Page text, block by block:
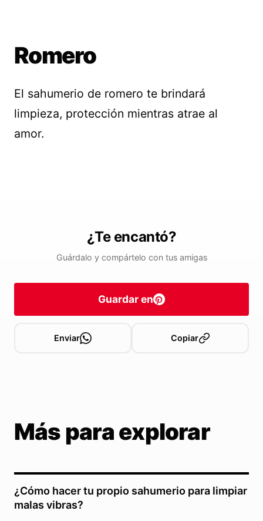
Romero
El sahumerio de romero te brindará
limpieza, protección mientras atrae al
amor.
¿Te encantó?
Guárdalo y compártelo con tus amigas
Guardar en
Enviar Copiar
Más para explorar
¿Cómo hacer tu propio sahumerio para limpiar
malas vibras?